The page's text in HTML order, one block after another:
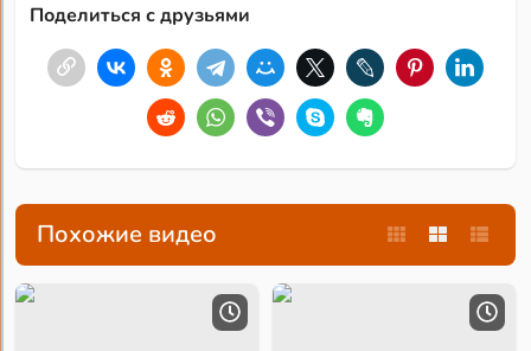
Поделиться с друзьями
Похожие видео